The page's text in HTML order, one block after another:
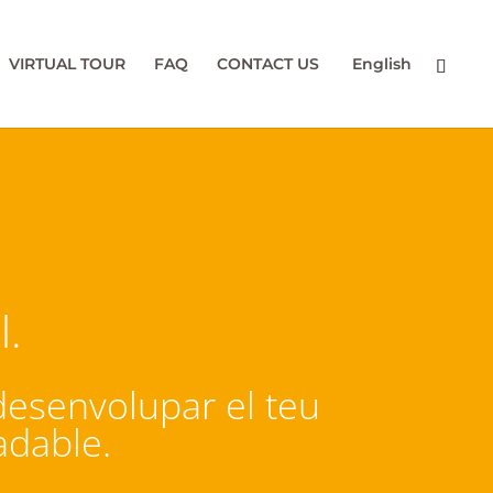
VIRTUAL TOUR FAQ CONTACT US English
el teu